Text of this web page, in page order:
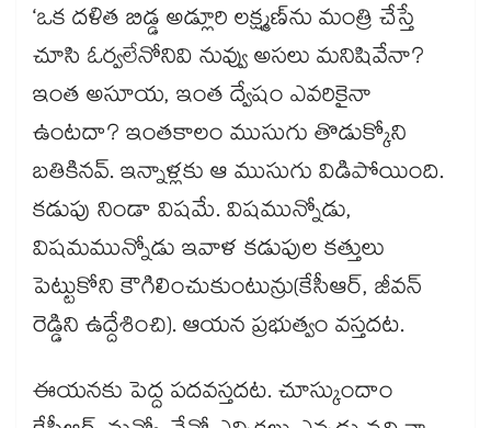
‘ఒక దళిత బిడ్డ అడ్లూరి లక్ష్మణ్​ను మంత్రి చేస్తే
చూసి ఓర్వలేనోనివి నువ్వు అసలు మనిషివేనా?
ఇంత అసూయ, ఇంత ద్వేషం ఎవరికైనా
ఉంటదా? ఇంతకాలం ముసుగు తొడుక్కోని
బతికినవ్. ఇన్నాళ్లకు ఆ ముసుగు విడిపోయింది.
కడుపు నిండా విషమే. విషమున్నోడు,
విషమమున్నోడు ఇవాళ కడుపుల కత్తులు
పెట్టుకోని కౌగిలించుకుంటున్రు(కేసీఆర్, జీవన్​
రెడ్డిని ఉద్దేశించి). ఆయన ప్రభుత్వం వస్తదట.
ఈయనకు పెద్ద పదవస్తదట. చూస్కుందాం